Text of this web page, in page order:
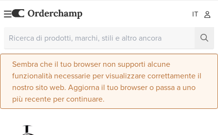
IT
Sembra che il tuo browser non supporti alcune
funzionalità necessarie per visualizzare correttamente il
nostro sito web. Aggiorna il tuo browser o passa a uno
più recente per continuare.